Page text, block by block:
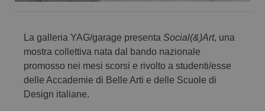
La galleria YAG/garage presenta Social(&)Art, una
mostra collettiva nata dal bando nazionale
promosso nei mesi scorsi e rivolto a studenti/esse
delle Accademie di Belle Arti e delle Scuole di
Design italiane.